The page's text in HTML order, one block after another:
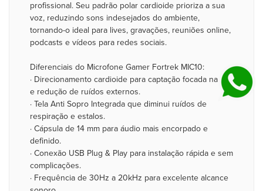
profissional. Seu padrão polar cardioide prioriza a sua
voz, reduzindo sons indesejados do ambiente,
tornando-o ideal para lives, gravações, reuniões online,
podcasts e vídeos para redes sociais.
Diferenciais do Microfone Gamer Fortrek MIC10:
· Direcionamento cardioide para captação focada na voz
e redução de ruídos externos.
· Tela Anti Sopro Integrada que diminui ruídos de
respiração e estalos.
· Cápsula de 14 mm para áudio mais encorpado e
definido.
· Conexão USB Plug & Play para instalação rápida e sem
complicações.
· Frequência de 30Hz a 20kHz para excelente alcance